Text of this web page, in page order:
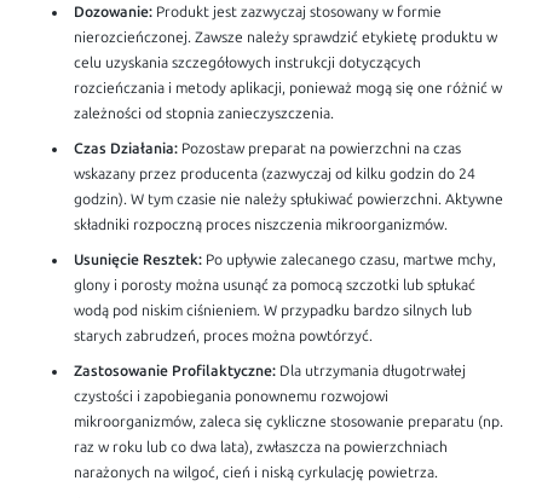
Dozowanie: Produkt jest zazwyczaj stosowany w formie
nierozcieńczonej. Zawsze należy sprawdzić etykietę produktu w
celu uzyskania szczegółowych instrukcji dotyczących
rozcieńczania i metody aplikacji, ponieważ mogą się one różnić w
zależności od stopnia zanieczyszczenia.
Czas Działania: Pozostaw preparat na powierzchni na czas
wskazany przez producenta (zazwyczaj od kilku godzin do 24
godzin). W tym czasie nie należy spłukiwać powierzchni. Aktywne
składniki rozpoczną proces niszczenia mikroorganizmów.
Usunięcie Resztek: Po upływie zalecanego czasu, martwe mchy,
glony i porosty można usunąć za pomocą szczotki lub spłukać
wodą pod niskim ciśnieniem. W przypadku bardzo silnych lub
starych zabrudzeń, proces można powtórzyć.
Zastosowanie Profilaktyczne: Dla utrzymania długotrwałej
czystości i zapobiegania ponownemu rozwojowi
mikroorganizmów, zaleca się cykliczne stosowanie preparatu (np.
raz w roku lub co dwa lata), zwłaszcza na powierzchniach
narażonych na wilgoć, cień i niską cyrkulację powietrza.